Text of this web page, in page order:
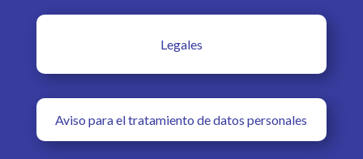
Legales
Aviso para el tratamiento de datos personales